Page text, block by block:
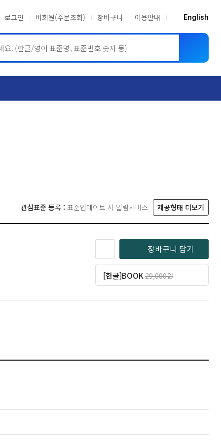
로그인 비회원(주문조회) 장바구니 이용안내 English
관심표준 등록 : 표준업데이트 시 알림서비스 제공형태 더보기
장바구니 담기
[한글]BOOK 29,000원